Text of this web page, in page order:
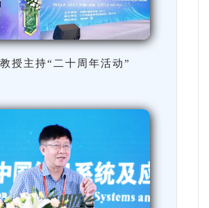
授主持“二十周年活动”